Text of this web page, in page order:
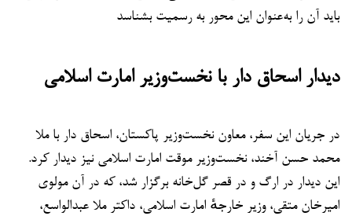
باید آن را به‌عنوان این محور به رسمیت بشناسد
دیدار اسحاق دار با نخست‌وزیر امارت اسلامی
در جریان این سفر، معاون نخست‌وزیر پاکستان، اسحاق دار با ملا
محمد حسن آخند، نخست‌وزیر موقت امارت اسلامی نیز دیدار کرد.
این دیدار در ارگ و در قصر گل‌خانه برگزار شد، که در آن مولوی
امیرخان متقی، وزیر خارجهٔ امارت اسلامی، داکتر ملا عبدالواسع،